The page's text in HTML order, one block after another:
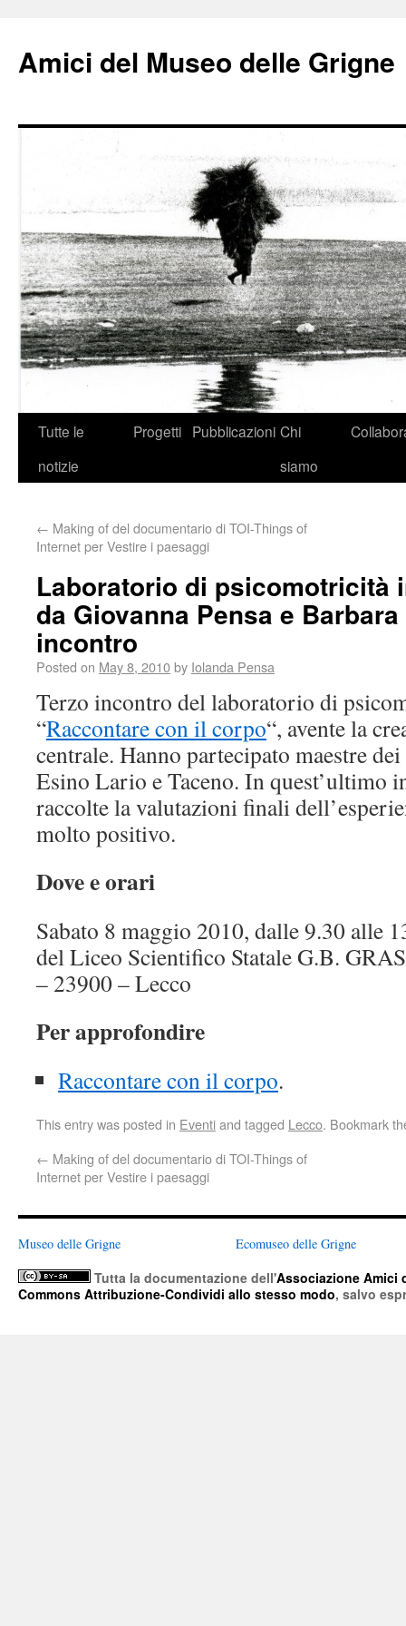
Amici del Museo delle Grigne
Tutte le
notizie
Progetti Pubblicazioni Chi
siamo
← Making of del documentario di TOI-Things of
Internet per Vestire i paesaggi
Laboratorio di psicomotricità
da Giovanna Pensa e
incontro
Posted on May 8, 2010by Iolanda Pensa
Terzo incontro del laboratorio di
“Raccontare con il corpo“, avente la
centrale. Hanno partecipato maestre
Esino Lario e Taceno. In quest’ultimo
raccolte la valutazioni finali
molto positivo.
Dove e orari
Sabato 8 maggio 2010, dalle 9.30 alle
del Liceo Scientifico Statale G.B.
– 23900 – Lecco
Per approfondire
Raccontare con il corpo.
This entry was posted in Eventiand tagged Lecco. Bookmark
← Making of del documentario di TOI-Things of
Internet per Vestire i paesaggi
Museo delle Grigne Ecomuseo delle Grigne
Tutta la documentazione dell'Associazione Amici
Commons Attribuzione-Condividi allo stesso modo, salvo